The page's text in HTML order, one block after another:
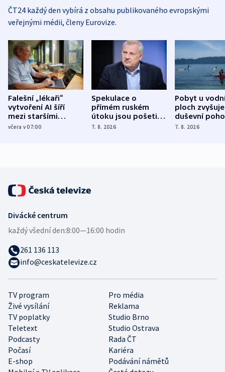
ČT24 každý den vybírá z obsahu publikovaného evropskými
veřejnými médii, členy Eurovize.
Falešní „lékaři“
vytvoření AI šíří
mezi staršími
Poláky nebezpečné
včera v 07:00
Spekulace o
přímém ruském
útoku jsou pošetilé,
míní estonský
7. 8. 2026
Pobyt u
ploch zvyšuje
duševní
ukázala
7. 8. 2026
TV program
Pro média
Živé vysílání
Reklama
TV poplatky
Studio Brno
Teletext
Studio Ostrava
Podcasty
Rada ČT
Počasí
Kariéra
E-shop
Podávání námětů
Divácké centrum
každý všední den:8:00—16:00 hodin
261 136 113
info@ceskatelevize.cz